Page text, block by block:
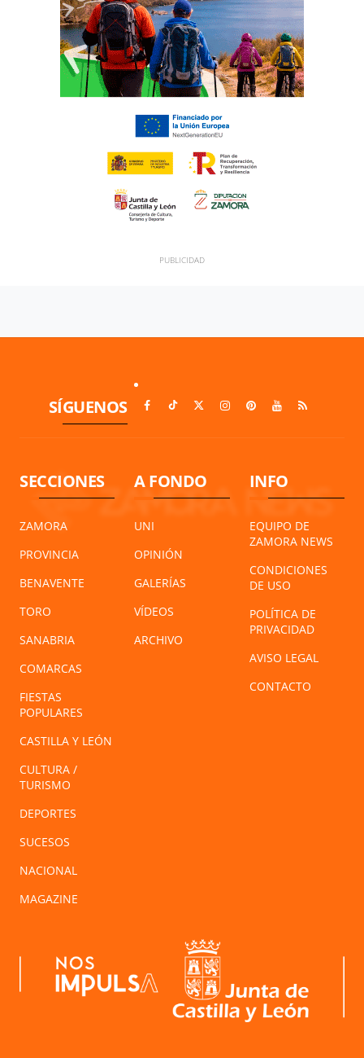
SÍGUENOS
SECCIONES
ZAMORA
PROVINCIA
BENAVENTE
TORO
SANABRIA
COMARCAS
FIESTAS
POPULARES
CASTILLA Y LEÓN
CULTURA /
TURISMO
DEPORTES
SUCESOS
NACIONAL
MAGAZINE
A FONDO
UNI
OPINIÓN
GALERÍAS
VÍDEOS
ARCHIVO
INFO
EQUIPO DE
ZAMORA NEWS
CONDICIONES
DE USO
POLÍTICA DE
PRIVACIDAD
AVISO LEGAL
CONTACTO